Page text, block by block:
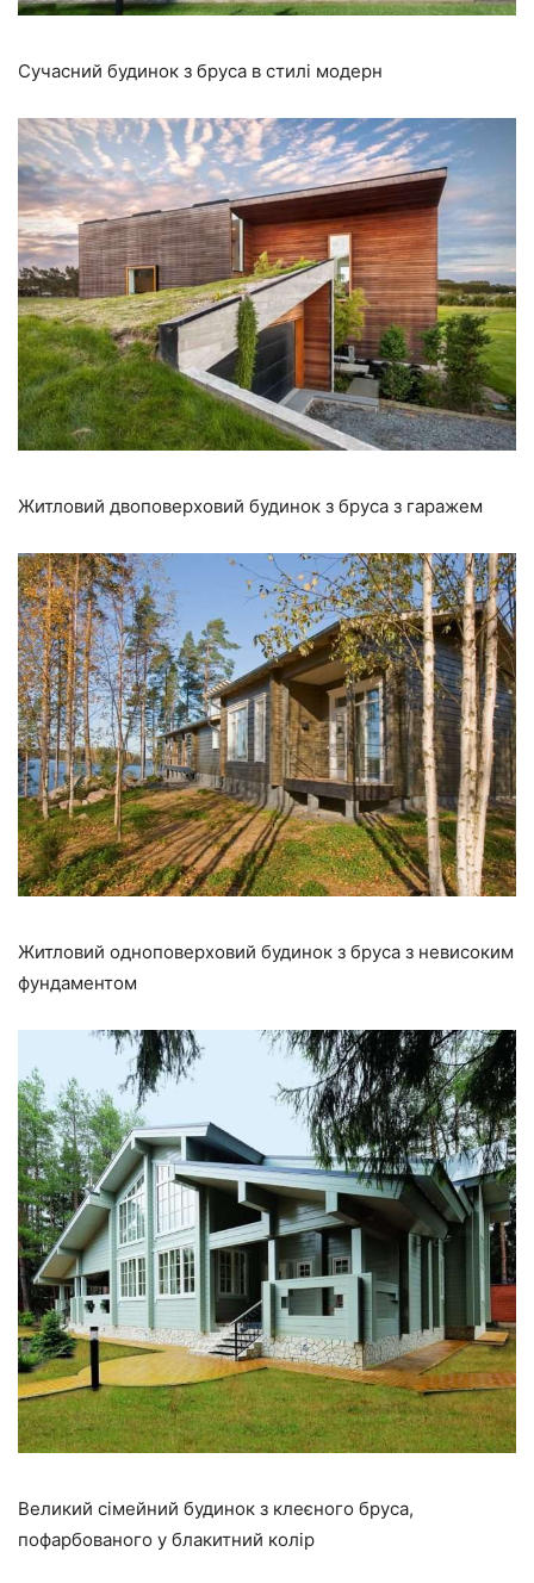
Сучасний будинок з бруса в стилі модерн
Житловий двоповерховий будинок з бруса з гаражем
Житловий одноповерховий будинок з бруса з невисоким
фундаментом
Великий сімейний будинок з клеєного бруса,
пофарбованого у блакитний колір